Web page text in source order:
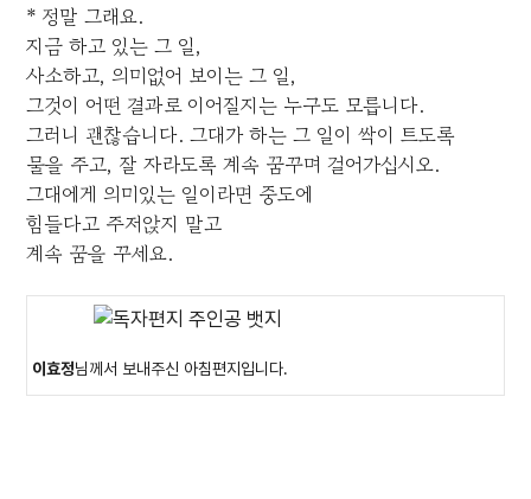
* 정말 그래요.
지금 하고 있는 그 일,
사소하고, 의미없어 보이는 그 일,
그것이 어떤 결과로 이어질지는 누구도 모릅니다.
그러니 괜찮습니다. 그대가 하는 그 일이 싹이 트도록
물을 주고, 잘 자라도록 계속 꿈꾸며 걸어가십시오.
그대에게 의미있는 일이라면 중도에
힘들다고 주저앉지 말고
계속 꿈을 꾸세요.
이효정님께서 보내주신 아침편지입니다.